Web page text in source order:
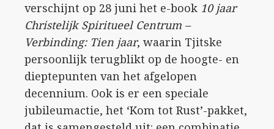
verschijnt op 28 juni het e-book 10 jaar
Christelijk Spiritueel Centrum –
Verbinding: Tien jaar, waarin Tjitske
persoonlijk terugblikt op de hoogte- en
dieptepunten van het afgelopen
decennium. Ook is er een speciale
jubileumactie, het ‘Kom tot Rust’-pakket,